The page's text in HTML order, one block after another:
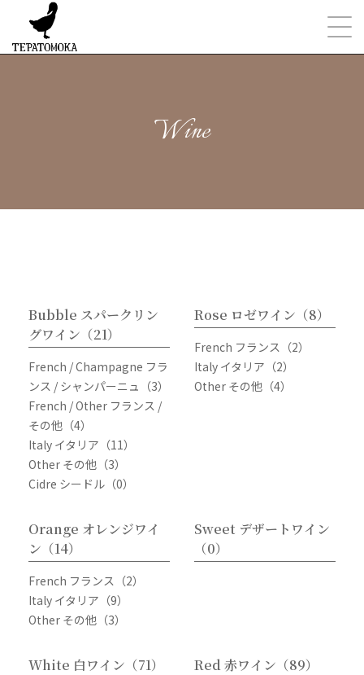
Wine
Bubble スパークリン
グワイン（21）
French / Champagne フラ
ンス / シャンパーニュ（3）
French / Other フランス /
その他（4）
Italy イタリア（11）
Other その他（3）
Cidre シードル（0）
Rose ロゼワイン（8）
French フランス（2）
Italy イタリア（2）
Other その他（4）
Orange オレンジワイ
ン（14）
French フランス（2）
Italy イタリア（9）
Other その他（3）
Sweet デザートワイン
（0）
White 白ワイン（71） Red 赤ワイン（89）